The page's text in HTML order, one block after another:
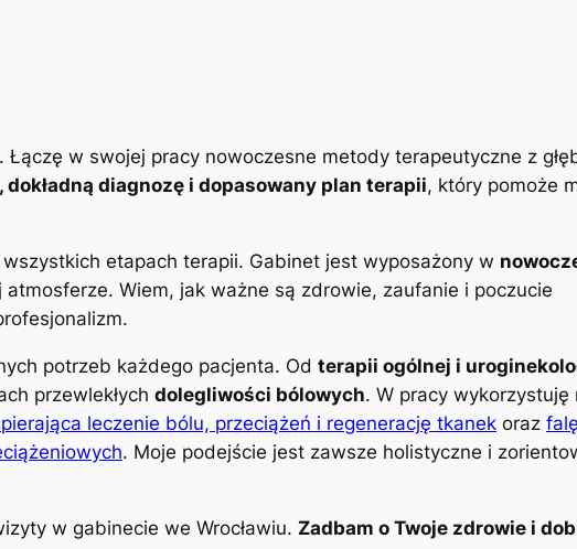
w swojej pracy nowoczesne metody terapeutyczne z
diagnozę i dopasowany plan terapii, który pomoże
etapach terapii. Gabinet jest wyposażony w
Wiem, jak ważne są zdrowie, zaufanie i poczucie
potrzeb każdego pacjenta. Od terapii ogólnej i
przewlekłych dolegliwości bólowych. W pracy wykorzystuję
leczenie bólu, przeciążeń i regenerację tkanek oraz
. Moje podejście jest zawsze holistyczne i
w gabinecie we Wrocławiu. Zadbam o Twoje zdrowie i